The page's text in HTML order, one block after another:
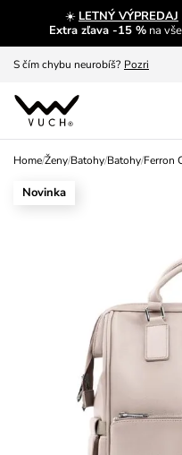
☀️ LETNÝ VÝPREDAJ
Extra zľava -15 % na
A čo pre Vás, páni? Zobrazit
S čím chybu neurobíš? Pozri
Nech sa inšpirovať
Výmena a vrátenie zadarmo
Home/Ženy/Batohy/Batohy/Ferron
Novinka